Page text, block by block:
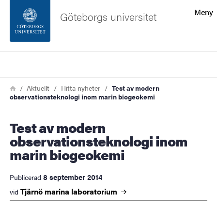
Sidfoten
Om webbplatsen
Meny
Göteborgs universitet
Länkstig
HemAktuellt Hitta nyheter
Test av modern
observationsteknologi inom marin biogeokemi
Test av modern
observationsteknologi inom
marin biogeokemi
Publicerad 8 september 2014
vid Tjärnö marina laboratorium